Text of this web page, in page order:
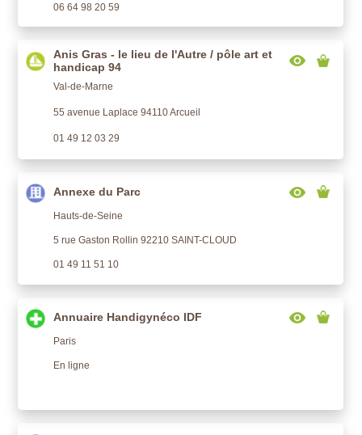
06 64 98 20 59
Anis Gras - le lieu de l'Autre / pôle art et
handicap 94
Val-de-Marne
55 avenue Laplace 94110 Arcueil
01 49 12 03 29
Annexe du Parc
Hauts-de-Seine
5 rue Gaston Rollin 92210 SAINT-CLOUD
01 49 11 51 10
Annuaire Handigynéco IDF
Paris
En ligne